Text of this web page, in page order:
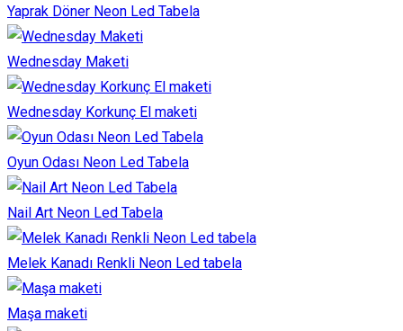
Yaprak Döner Neon Led Tabela
Wednesday Maketi
Wednesday Korkunç El maketi
Oyun Odası Neon Led Tabela
Nail Art Neon Led Tabela
Melek Kanadı Renkli Neon Led tabela
Maşa maketi